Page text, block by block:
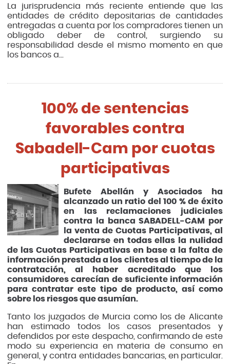
La jurisprudencia más reciente entiende que las
entidades de crédito depositarias de cantidades
entregadas a cuenta por los compradores tienen un
obligado deber de control, surgiendo su
responsabilidad desde el mismo momento en que
los bancos a...
100% de sentencias
favorables contra
Sabadell-Cam por cuotas
participativas
Bufete Abellán y Asociados ha
alcanzado un ratio del 100 % de éxito
en las reclamaciones judiciales
contra la banca SABADELL-CAM por
la venta de Cuotas Participativas, al
declararse en todas ellas la nulidad
de las Cuotas Participativas en base a la falta de
información prestada a los clientes al tiempo de la
contratación, al haber acreditado que los
consumidores carecían de suficiente información
para contratar este tipo de producto, así como
sobre los riesgos que asumían.
Tanto los juzgados de Murcia como los de Alicante
han estimado todos los casos presentados y
defendidos por este despacho, confirmando de este
modo su experiencia en materia de consumo en
general, y contra entidades bancarias, en particular.